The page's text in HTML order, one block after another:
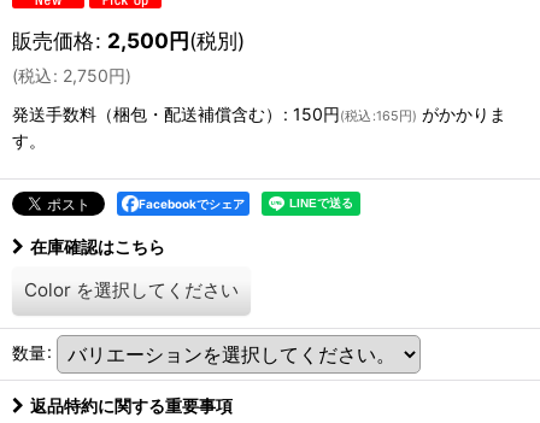
販売価格: 2,500円(税別)
(税込: 2,750円)
発送手数料（梱包・配送補償含む）
: 150円(税込 :165円) がかかりま
す。
Facebookでシェア
在庫確認はこちら
Color を選択してください
数量:
返品特約に関する重要事項